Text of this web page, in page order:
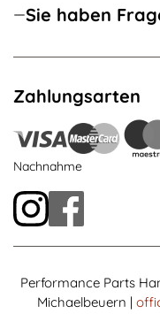
Sie haben
Zahlungsarten
Nachnahme
Performance Parts
Michaelbeuern |